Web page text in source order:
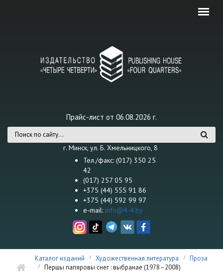
Прайс-лист от 06.08.2026 г.
Форма поискаг. Минск, ул. Б. Хмельницкого, 8
Тел./факс: (017) 350 25
42
(017) 257 05 95
+375 (44) 555 91 86
+375 (44) 592 99 97
e-mail: info@4-4.by
Каталог изданий Художественная литература
Проза
Першы папяровы снег : выбранае (1978–2008)